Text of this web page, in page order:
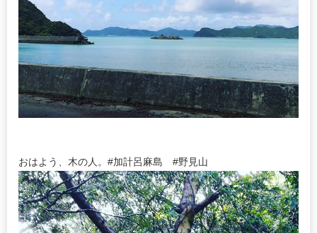
おはよう、木の人。#加計呂麻島 #野見山